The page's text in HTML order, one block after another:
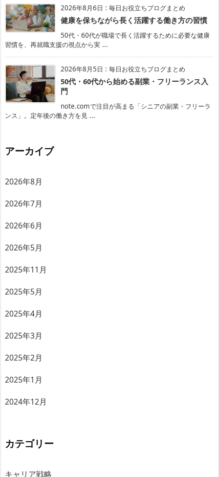
2026年8月6日 : 毎日お役立ちブログまとめ
健康を保ちながら長く活躍する働き方の習慣
50代・60代が職場で長く活躍するために必要な健康
習慣を、再就職支援の視点から実 ...
2026年8月5日 : 毎日お役立ちブログまとめ
50代・60代から始める副業・フリーランス入
門
note.comで注目が高まる「シニアの副業・フリーラ
ンス」。定年後の働き方を見 ...
アーカイブ
2026年8月
2026年7月
2026年6月
2026年5月
2025年11月
2025年5月
2025年4月
2025年3月
2025年2月
2025年1月
2024年12月
カテゴリー
キャリア戦略